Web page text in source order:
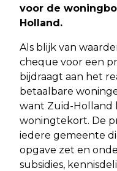
voor de
Holland.
Als blijk van
cheque voor een
bijdraagt aan het
betaalbare
want Zuid-Holland
woningtekort. De
iedere gemeente
opgave zet en
subsidies,